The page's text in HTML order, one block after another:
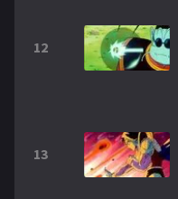
12
13